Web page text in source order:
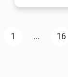
Pagination
1 First page
… 16